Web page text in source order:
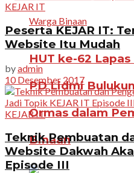
HUT ke-62
PD Lidmi
Ormas dalam
Binaan
KEJAR IT
Peserta KEJAR IT:
Website Itu Mudah
byadmin
10 Desember 2017
KEJAR IT
Teknik Pembuatan
Website Dakwah
Episode III